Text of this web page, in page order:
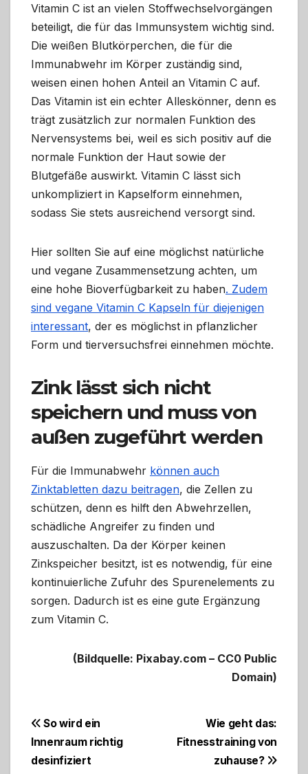
Vitamin C ist an vielen Stoffwechselvorgängen
beteiligt, die für das Immunsystem wichtig sind.
Die weißen Blutkörperchen, die für die
Immunabwehr im Körper zuständig sind,
weisen einen hohen Anteil an Vitamin C auf.
Das Vitamin ist ein echter Alleskönner, denn es
trägt zusätzlich zur normalen Funktion des
Nervensystems bei, weil es sich positiv auf die
normale Funktion der Haut sowie der
Blutgefäße auswirkt. Vitamin C lässt sich
unkompliziert in Kapselform einnehmen,
sodass Sie stets ausreichend versorgt sind.
Hier sollten Sie auf eine möglichst natürliche
und vegane Zusammensetzung achten, um
eine hohe Bioverfügbarkeit zu haben. Zudem
sind vegane Vitamin C Kapseln für diejenigen
interessant, der es möglichst in pflanzlicher
Form und tierversuchsfrei einnehmen möchte.
Zink lässt sich nicht
speichern und muss von
außen zugeführt werden
Für die Immunabwehr können auch
Zinktabletten dazu beitragen, die Zellen zu
schützen, denn es hilft den Abwehrzellen,
schädliche Angreifer zu finden und
auszuschalten. Da der Körper keinen
Zinkspeicher besitzt, ist es notwendig, für eine
kontinuierliche Zufuhr des Spurenelements zu
sorgen. Dadurch ist es eine gute Ergänzung
zum Vitamin C.
(Bildquelle: Pixabay.com – CC0 Public
Domain)
BeitragsnavigationWie geht das:
Fitnesstraining von
zuhause?
So wird ein
Innenraum richtig
desinfiziert